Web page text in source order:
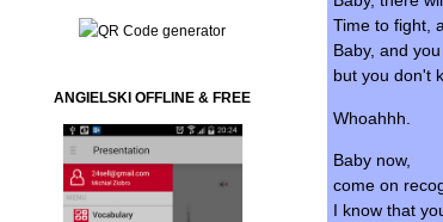
ANGIELSKI OFFLINE & FREE
Time to fight,
Baby, and
but you don't
Whoahhh.
Baby now,
come on
I know that